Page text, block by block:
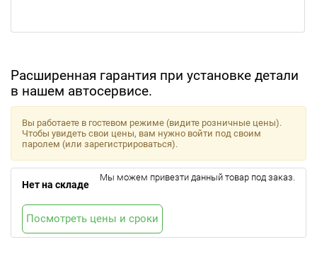
Расширенная гарантия при установке детали
в нашем автосервисе.
Вы работаете в гостевом режиме (видите розничные цены).
Чтобы увидеть свои цены, вам нужно войти под своим
паролем (или зарегистрироваться).
Нет на складе
Мы можем привезти данный товар под заказ.
Посмотреть цены и сроки